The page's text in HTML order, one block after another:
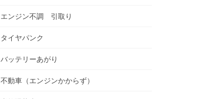
エンジン不調 引取り
タイヤパンク
バッテリーあがり
不動車（エンジンかからず）